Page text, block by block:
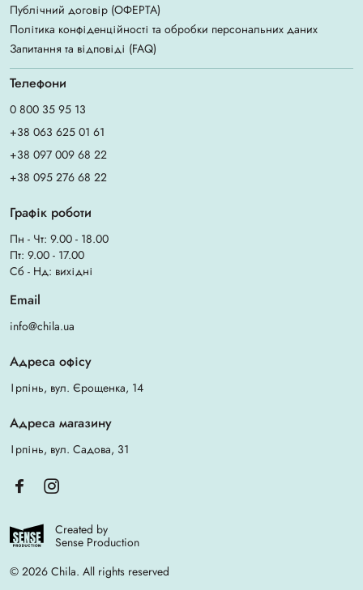
Публічний договір (ОФЕРТА)
Політика конфіденційності та обробки персональних даних
Запитання та відповіді (FAQ)
Телефони
0 800 35 95 13
+38 063 625 01 61
+38 097 009 68 22
+38 095 276 68 22
Графік роботи
Пн - Чт: 9.00 - 18.00
Пт: 9.00 - 17.00
Сб - Нд: вихідні
Email
info@chila.ua
Адреса офісу
Ірпінь, вул. Єрощенка, 14
Адреса магазину
Ірпінь, вул. Садова, 31
Created by
Sense Production
© 2026 Chila. All rights reserved